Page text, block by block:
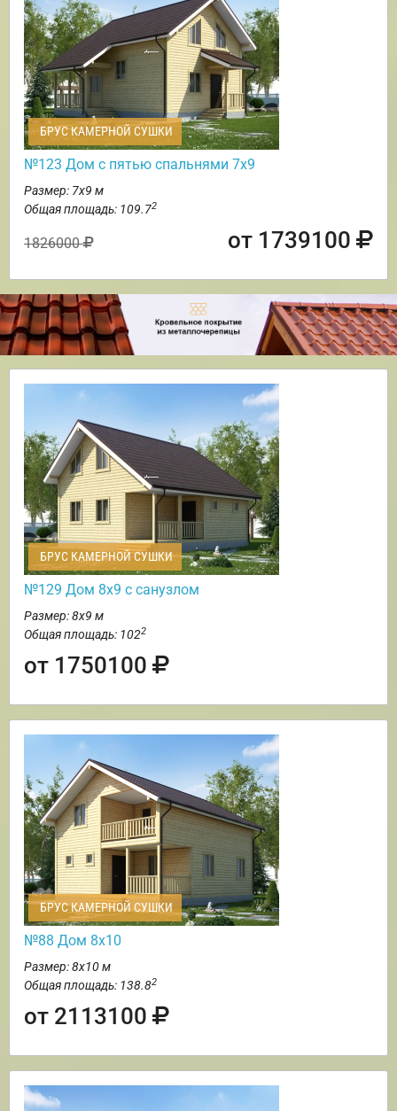
БРУС КАМЕРНОЙ СУШКИ
№123 Дом с пятью спальнями 7х9
Размер: 7х9 м
Общая площадь: 109.72
1826000 от 1739100
БРУС КАМЕРНОЙ СУШКИ
№129 Дом 8х9 с санузлом
Размер: 8х9 м
Общая площадь: 1022
от 1750100
БРУС КАМЕРНОЙ СУШКИ
№88 Дом 8х10
Размер: 8х10 м
Общая площадь: 138.82
от 2113100